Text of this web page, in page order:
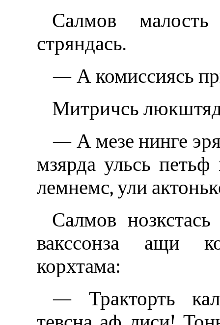
Салмов
стряндась.
— А комиссиясь
Митричсь
— А мезе нинге
мзярда ульсь
лемнемс, ули
Салмов нозкстась
вакссонза ащи
корхтама:
— Тракторть